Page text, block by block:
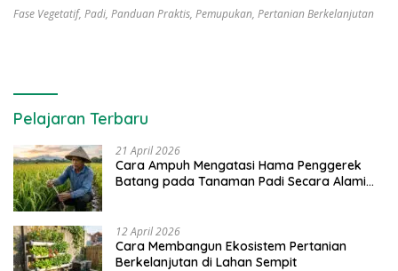
Fase Vegetatif, Padi, Panduan Praktis, Pemupukan, Pertanian Berkelanjutan
Pelajaran Terbaru
21 April 2026
Cara Ampuh Mengatasi Hama Penggerek
Batang pada Tanaman Padi Secara Alami
12 April 2026
Cara Membangun Ekosistem Pertanian
Berkelanjutan di Lahan Sempit